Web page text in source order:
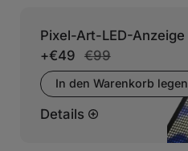
Pixel-Art-LED-Anzeige
+€49 €99
In den Warenkorb legen
Details